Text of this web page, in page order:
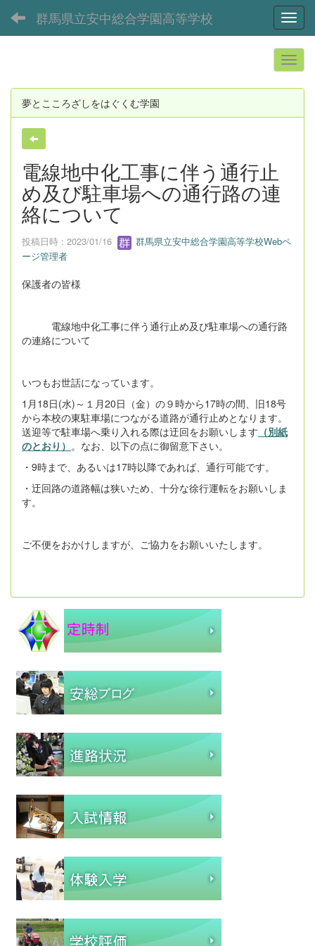
群馬県立安中総合学園高等学校
夢とこころざしをはぐくむ学園
電線地中化工事に伴う通行止
め及び駐車場への通行路の連
絡について
投稿日時 : 2023/01/16
群馬県立安中総合学園高等学校Webペ
ージ管理者
保護者の皆様
電線地中化工事に伴う通行止め及び駐車場への通行路
の連絡について
いつもお世話になっています。
1月18日(水)～１月20日（金）の９時から17時の間、旧18号
から本校の東駐車場につながる道路が通行止めとなります。
送迎等で駐車場へ乗り入れる際は迂回をお願いします （別紙
のとおり） 。なお、以下の点に御留意下さい。
・9時まで、あるいは17時以降であれば、通行可能です。
・迂回路の道路幅は狭いため、十分な徐行運転をお願いしま
す。
ご不便をおかけしますが、ご協力をお願いいたします。